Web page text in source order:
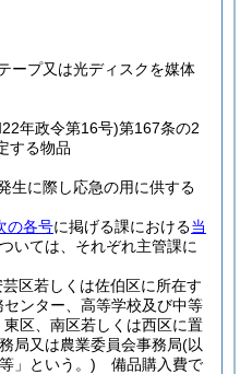
ープ又は光ディスクを媒体
年政令第16号)第167条の2
する物品
生に際し応急の用に供する
の各号に掲げる課における当
いては、それぞれ主管課に
区若しくは佐伯区に所在す
ンター、高等学校及び中等
東区、南区若しくは西区に置
局又は農業委員会事務局(以
」という。) 備品購入費で